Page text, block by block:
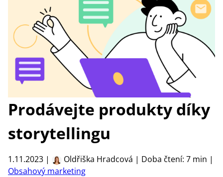
Prodávejte produkty díky
storytellingu
1.11.2023 |
Oldřiška Hradcová | Doba čtení: 7 min |
Obsahový marketing